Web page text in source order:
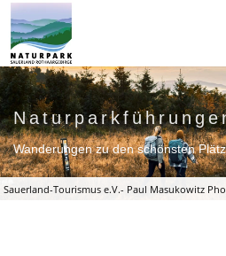
Sauerland-Tourismus e.V.- Paul Masukowitz
Wanderungen zu den schönsten